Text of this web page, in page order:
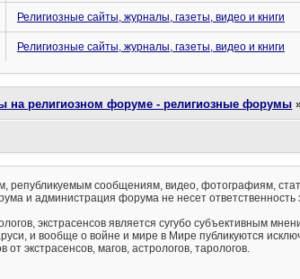
Религиозные сайты, журналы, газеты, видео и книги
Религиозные сайты, журналы, газеты, видео и книги
на религиозном форуме - религиозные форумы
републикуемым сообщениям, видео, фотографиям,
и администрация форума не несет
экстрасенсов является сугубо субъективным
и вообще о войне и мире в Мире публикуются
экстрасенсов, магов, астрологов, тарологов.